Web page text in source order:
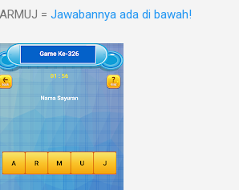
= Jawabannya ada di bawah!